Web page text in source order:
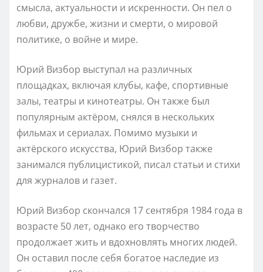
смысла, актуальности и искренности. Он пел о
любви, дружбе, жизни и смерти, о мировой
политике, о войне и мире.
Юрий Визбор выступал на различных
площадках, включая клубы, кафе, спортивные
залы, театры и кинотеатры. Он также был
популярным актёром, снялся в нескольких
фильмах и сериалах. Помимо музыки и
актёрского искусства, Юрий Визбор также
занимался публицистикой, писал статьи и стихи
для журналов и газет.
Юрий Визбор скончался 17 сентября 1984 года в
возрасте 50 лет, однако его творчество
продолжает жить и вдохновлять многих людей.
Он оставил после себя богатое наследие из